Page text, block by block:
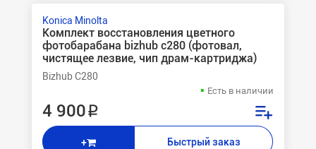
Konica Minolta
Комплект восстановления цветного
фотобарабана bizhub c280 (фотовал,
чистящее лезвие, чип драм-картриджа)
Bizhub C280
Есть в наличии
4 900 ₽
+ Быстрый заказ